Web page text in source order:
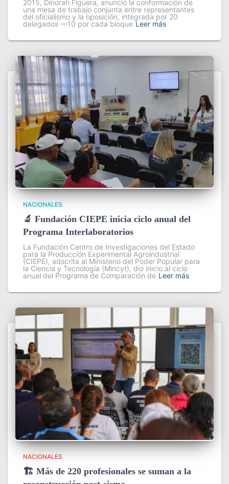
2015, Dinorah Figuera, anunció la conformación de
una mesa de trabajo conjunta entre representantes
del oficialismo y la oposición, integrada por 20
delegados —10 por cada bloque Leer más
NACIONALES
🔬 Fundación CIEPE inicia ciclo anual del
Programa Interlaboratorios
La Fundación Centro de Investigaciones del Estado
para la Producción Experimental Agroindustrial
(CIEPE), adscrita al Ministerio del Poder Popular para
la Ciencia y Tecnología (Mincyt), dio inicio al ciclo
anual del Programa de Comparación de Leer más
NACIONALES
🏗️ Más de 220 profesionales se suman a la